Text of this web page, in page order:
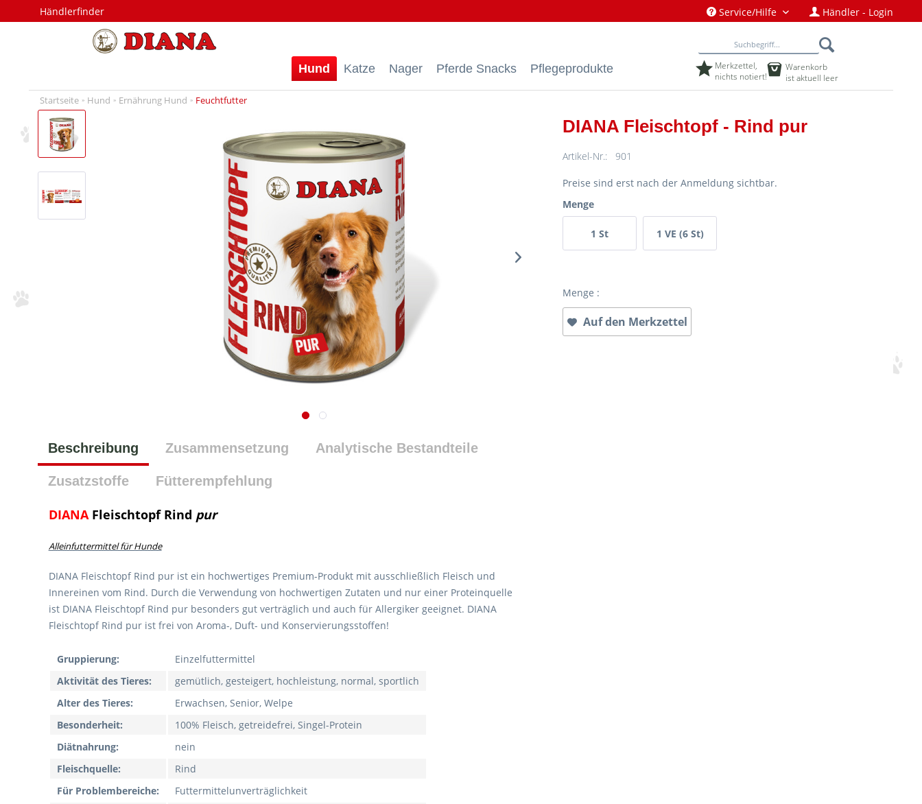
Händlerfinder Service/Hilfe Händler - Login
Hund Katze Nager Pferde Snacks Pflegeprodukte
Merkzettel,
nichts notiert!
Warenkorb
ist aktuell leer
Startseite Hund Ernährung Hund Feuchtfutter
DIANA Fleischtopf - Rind pur
Artikel-Nr.: 901
Preise sind erst nach der Anmeldung sichtbar.
Menge
1 St 1 VE (6 St)
Menge :
Auf den Merkzettel
Beschreibung Zusammensetzung Analytische Bestandteile
Zusatzstoffe Fütterempfehlung
DIANA Fleischtopf Rind pur
Alleinfuttermittel für Hunde
DIANA Fleischtopf Rind pur ist ein hochwertiges Premium-Produkt mit ausschließlich Fleisch und
Innereinen vom Rind. Durch die Verwendung von hochwertigen Zutaten und nur einer Proteinquelle
ist DIANA Fleischtopf Rind pur besonders gut verträglich und auch für Allergiker geeignet. DIANA
Fleischtopf Rind pur ist frei von Aroma-, Duft- und Konservierungsstoffen!
Gruppierung:
Einzelfuttermittel
Aktivität des Tieres:
gemütlich, gesteigert, hochleistung, normal, sportlich
Alter des Tieres:
Erwachsen, Senior, Welpe
Besonderheit:
100% Fleisch, getreidefrei, Singel-Protein
Diätnahrung:
nein
Fleischquelle:
Rind
Für Problembereiche:
Futtermittelunverträglichkeit